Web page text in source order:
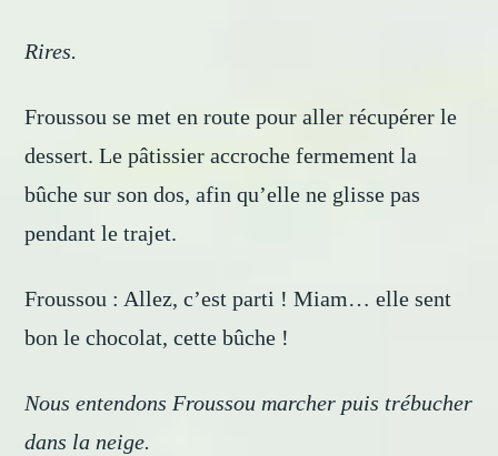
Rires.
Froussou se met en route pour aller récupérer le
dessert. Le pâtissier accroche fermement la
bûche sur son dos, afin qu’elle ne glisse pas
pendant le trajet.
Froussou : Allez, c’est parti ! Miam… elle sent
bon le chocolat, cette bûche !
Nous entendons Froussou marcher puis trébucher
dans la neige.